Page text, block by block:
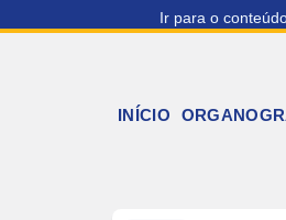
Ir para o
INÍCIO